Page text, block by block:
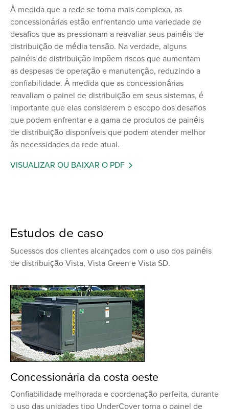
À medida que a rede se torna mais complexa, as
concessionárias estão enfrentando uma variedade de
desafios que as pressionam a reavaliar seus painéis de
distribuição de média tensão. Na verdade, alguns
painéis de distribuição impõem riscos que aumentam
as despesas de operação e manutenção, reduzindo a
confiabilidade. À medida que as concessionárias
reavaliam o painel de distribuição em seus sistemas, é
importante que elas considerem o escopo dos desafios
que podem enfrentar e a gama de produtos de painéis
de distribuição disponíveis que podem atender melhor
às necessidades da rede atual.
VISUALIZAR OU BAIXAR O PDF
Estudos de caso
Sucessos dos clientes alcançados com o uso dos painéis
de distribuição Vista, Vista Green e Vista SD.
Concessionária da costa oeste
Confiabilidade melhorada e coordenação perfeita, durante
o uso das unidades tipo UnderCover torna o painel de